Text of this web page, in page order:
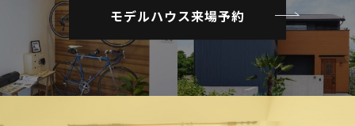
モデルハウス来場予約